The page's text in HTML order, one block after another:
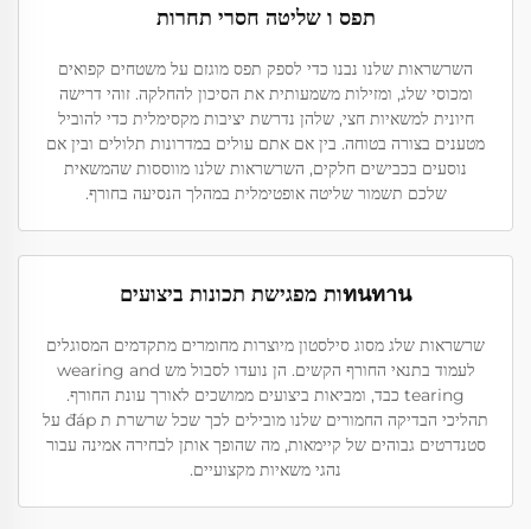
תפס ו שליטה חסרי תחרות
השרשראות שלנו נבנו כדי לספק תפס מוגזם על משטחים קפואים
ומכוסי שלג, ומזילות משמעותית את הסיכון להחלקה. זוהי דרישה
חיונית למשאיות חצי, שלהן נדרשת יציבות מקסימלית כדי להוביל
מטענים בצורה בטוחה. בין אם אתם עולים במדרונות תלולים ובין אם
נוסעים בכבישים חלקים, השרשראות שלנו מווססות שהמשאית
שלכם תשמור שליטה אופטימלית במהלך הנסיעה בחורף.
ทนทานות מפגישת תכונות ביצועים
שרשראות שלג מסוג סילסטון מיוצרות מחומרים מתקדמים המסוגלים
לעמוד בתנאי החורף הקשים. הן נועדו לסבול מש wearing and
tearing כבד, ומביאות ביצועים ממושכים לאורך עונת החורף.
תהליכי הבדיקה החמורים שלנו מובילים לכך שכל שרשרת ת đáp על
סטנדרטים גבוהים של קיימאות, מה שהופך אותן לבחירה אמינה עבור
נהגי משאיות מקצועיים.